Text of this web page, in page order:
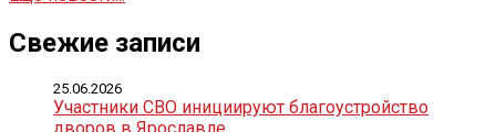
Свежие записи
Участники СВО инициируют благоустройство
25.06.2026